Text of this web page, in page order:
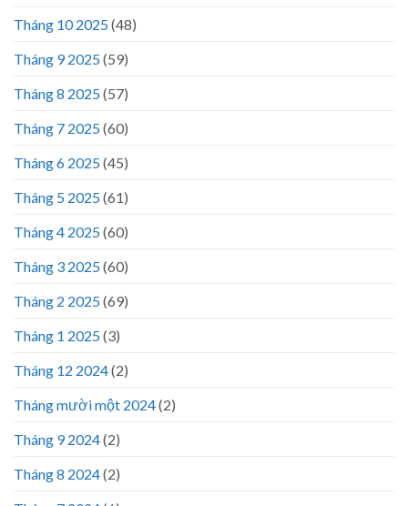
Tháng 10 2025(48)
Tháng 9 2025(59)
Tháng 8 2025(57)
Tháng 7 2025(60)
Tháng 6 2025(45)
Tháng 5 2025(61)
Tháng 4 2025(60)
Tháng 3 2025(60)
Tháng 2 2025(69)
Tháng 1 2025(3)
Tháng 12 2024(2)
Tháng mười một 2024(2)
Tháng 9 2024(2)
Tháng 8 2024(2)